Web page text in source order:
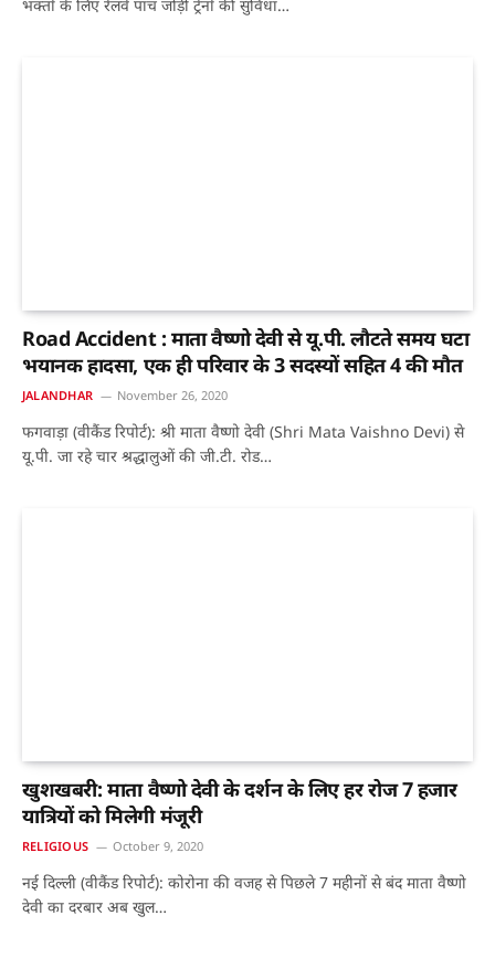
भक्तों के लिए रेलवे पांच जोड़ी ट्रेनों की सुविधा…
Road Accident : माता वैष्णो देवी से यू.पी. लौटते समय घटा
भयानक हादसा, एक ही परिवार के 3 सदस्यों सहित 4 की मौत
JALANDHAR November 26, 2020
फगवाड़ा (वीकैंड रिपोर्ट): श्री माता वैष्णो देवी (Shri Mata Vaishno Devi) से
यू.पी. जा रहे चार श्रद्धालुओं की जी.टी. रोड…
खुशखबरी: माता वैष्णो देवी के दर्शन के लिए हर रोज 7 हजार
यात्रियों को मिलेगी मंजूरी
RELIGIOUS October 9, 2020
नई दिल्ली (वीकैंड रिपोर्ट): कोरोना की वजह से पिछले 7 महीनों से बंद माता वैष्णो
देवी का दरबार अब खुल…